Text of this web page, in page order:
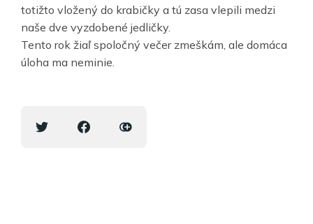
totižto vložený do krabičky a tú zasa vlepili medzi
naše dve vyzdobené jedličky.
Tento rok žiaľ spoločný večer zmeškám, ale domáca
úloha ma neminie.